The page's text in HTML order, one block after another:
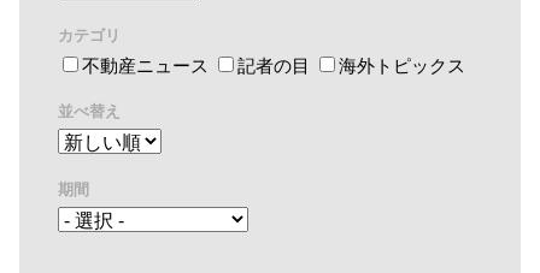
カテゴリ
不動産ニュース 記者の目 海外トピックス
並べ替え
期間